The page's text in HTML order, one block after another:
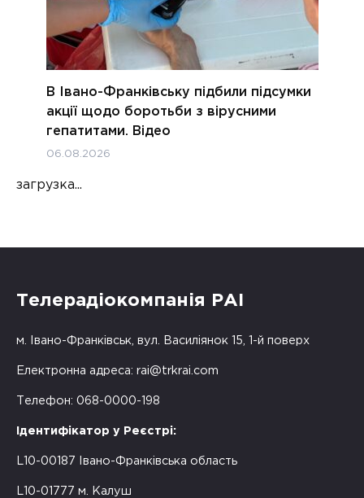
В Івано-Франківську підбили підсумки
акції щодо боротьби з вірусними
гепатитами. Відео
06.08.2026
загрузка...
Телерадіокомпанія РАІ
м. Івано-Франківськ, вул. Василіянок 15, 1-й поверх
Електронна адреса: rai@trkrai.com
Телефон: 068-0000-198
Ідентифікатор у Реєстрі:
L10-00187 Івано-Франківська область
L10-01777 м. Калуш